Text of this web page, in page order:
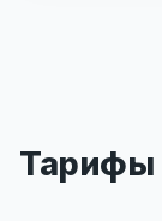
Тарифы